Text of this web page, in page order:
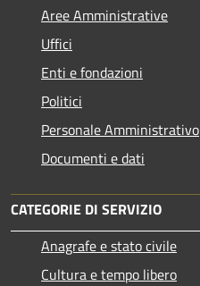
Aree Amministrative
Uffici
Enti e fondazioni
Politici
Personale Amministrativo
Documenti e dati
CATEGORIE DI SERVIZIO
Anagrafe e stato civile
Cultura e tempo libero